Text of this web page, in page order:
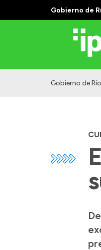
Gobierno de
Gobierno de